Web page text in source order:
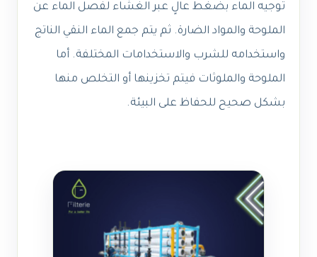
توجيه الماء بضغط عالٍ عبر الغشاء لفصل الماء عن
الملوحة والمواد الضارة. ثم يتم جمع الماء النقي الناتج
واستخدامه للشرب والاستخدامات المختلفة. أما
الملوحة والملوثات فيتم تخزينها أو التخلص منها
بشكل صحيح للحفاظ على البيئة.